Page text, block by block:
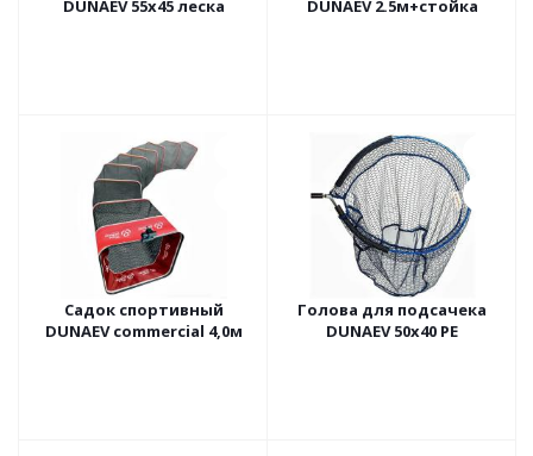
DUNAEV 55х45 леска
DUNAEV 2.5м+стойка
Садок спортивный
DUNAEV commercial 4,0м
Голова для подсачека
DUNAEV 50x40 PE